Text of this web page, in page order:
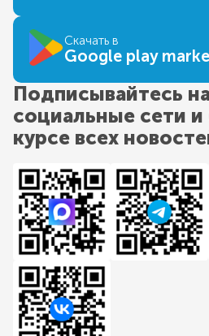
Скачать в
Google play
Подписывайтесь
социальные сети и
курсе всех